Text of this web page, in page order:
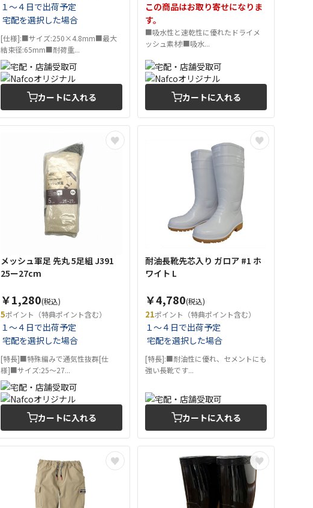
１～４日で出荷予定
宅配を選択した場合
[仕様]:■サイズ:250×4.8mm■最大
結束径:65mm■耐荷重...
カートに入れる
この商品はお取り寄せになりま
す。
■吸水性と速乾性に優れたドライメ
ッシュ素材!■吸水...
カートに入れる
メッシュ軍足 先丸 5足組 J391
25ー27cm
￥1,280(税込)
5ポイント（特典ポイント含む）
１～４日で出荷予定
宅配を選択した場合
[特長]■特殊編みで通気性抜群[仕
様]■サイズ:25〜27...
カートに入れる
耐油長靴先芯入り ガロア #1 ホ
ワイト L
￥4,780(税込)
21ポイント（特典ポイント含む）
１～４日で出荷予定
宅配を選択した場合
[特長]:■耐油性に優れ、セメントにも
強い長靴です...
カートに入れる